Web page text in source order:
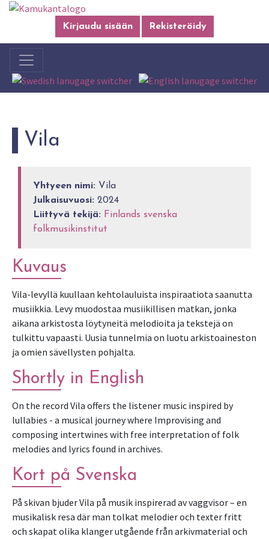
Kirjaudu sisään Rekisteröidy
Vila
Yhtyeen nimi: Vila
Julkaisuvuosi: 2024
Liittyvä tekijä: Finlands svenska
folkmusikinstitut
Kuvaus
Vila-levyllä kuullaan kehtolauluista inspiraatiota saanutta
musiikkia. Levy muodostaa musiikillisen matkan, jonka
aikana arkistosta löytyneitä melodioita ja tekstejä on
tulkittu vapaasti. Uusia tunnelmia on luotu arkistoaineston
ja omien sävellysten pohjalta.
Shortly in English
On the record Vila offers the listener music inspired by
lullabies - a musical journey where Improvising and
composing intertwines with free interpretation of folk
melodies and lyrics found in archives.
Kort på Svenska
På skivan bjuder Vila på musik inspirerad av vaggvisor – en
musikalisk resa där man tolkat melodier och texter fritt
och skapat olika klanger utgående från arkivmaterial och